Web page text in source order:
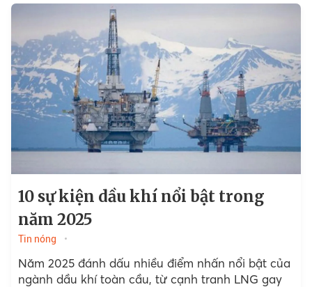
10 sự kiện dầu khí nổi bật trong
năm 2025
Tin nóng
Năm 2025 đánh dấu nhiều điểm nhấn nổi bật của
ngành dầu khí toàn cầu, từ cạnh tranh LNG gay